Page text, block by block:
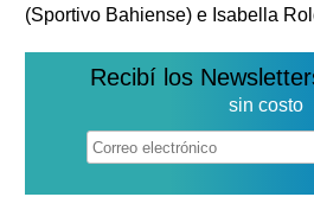
(Sportivo Bahiense) e Isabella
Recibí los
sin costo